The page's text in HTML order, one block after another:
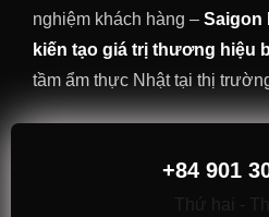
nghiệm khách hàng – Saigon
kiến tạo giá trị thương hiệu
tầm ẩm thực Nhật tại thị
+84 901
Thứ hai -